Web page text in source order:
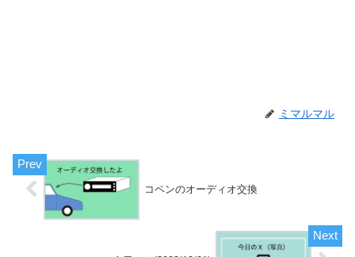
ミマルマル
コペンのオーディオ交換